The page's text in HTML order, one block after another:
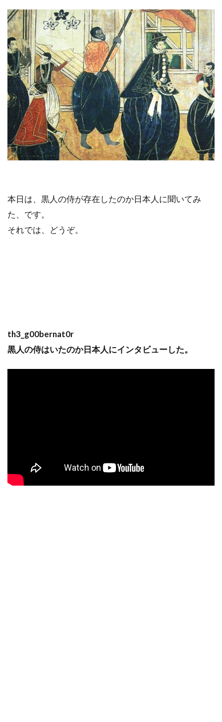
本日は、黒人の侍が存在したのか日本人に聞いてみ
た、です。
それでは、どうぞ。
th3_g00bernat0r
黒人の侍はいたのか日本人にインタビューした。